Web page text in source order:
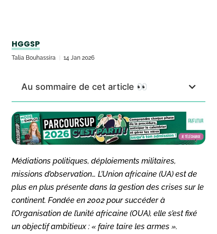
HGGSP
Talia Bouhassira 14 Jan 2026
Au sommaire de cet article 👀
Médiations politiques, déploiements militaires,
missions d’observation… L’Union africaine (UA) est de
plus en plus présente dans la gestion des crises sur le
continent. Fondée en 2002 pour succéder à
l’Organisation de l’unité africaine (OUA), elle s’est fixé
un objectif ambitieux : « faire taire les armes ».